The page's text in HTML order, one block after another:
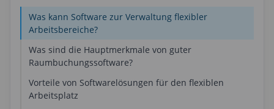
Was kann Software zur Verwaltung flexibler
Arbeitsbereiche?
Was sind die Hauptmerkmale von guter
Raumbuchungssoftware?
Vorteile von Softwarelösungen für den flexiblen
Arbeitsplatz